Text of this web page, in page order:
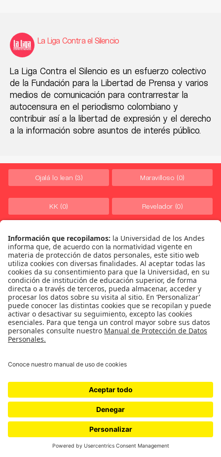
La Liga Contra el Silencio
La Liga Contra el Silencio es un esfuerzo colectivo
de la Fundación para la Libertad de Prensa y varios
medios de comunicación para contrarrestar la
autocensura en el periodismo colombiano y
contribuir así a la libertad de expresión y el derecho
a la información sobre asuntos de interés público.
Ojalá lo lean (3) Maravilloso (0)
KK (0) Revelador (0)
Ni fú ni fá Merece MEME (0)
Leave a Reply
You must belogged into post a comment.
Relacionados
Un envión que perdió el impulso:
balance ambiental del gobierno